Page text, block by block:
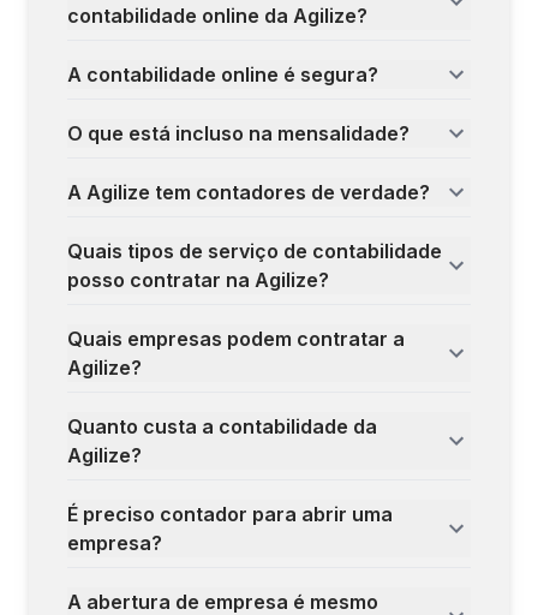
contabilidade online da Agilize?
A contabilidade online é segura?
O que está incluso na mensalidade?
A Agilize tem contadores de verdade?
Quais tipos de serviço de contabilidade
posso contratar na Agilize?
Quais empresas podem contratar a
Agilize?
Quanto custa a contabilidade da
Agilize?
É preciso contador para abrir uma
empresa?
A abertura de empresa é mesmo